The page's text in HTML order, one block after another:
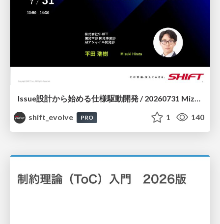
Issue設計から始める仕様駆動開発 / 20260731 Mizuki Hirata
shift_evolve
PRO 1 140